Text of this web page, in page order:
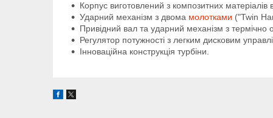
Корпус виготовлений з композитних матеріалів
Ударний механізм з двома молотками ("Twin
Привідний вал та ударний механізм з термічно
Регулятор потужності з легким дисковим
Інноваційна конструкція турбіни.